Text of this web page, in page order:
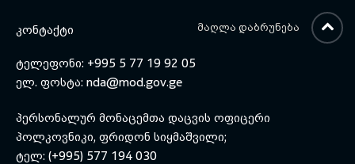
ᲙᲝᲜᲢᲐᲥᲢᲘ
ტელეფონი: +995 5 77 19 92 05
ელ. ფოსტა: nda@mod.gov.ge
პერსონალურ მონაცემთა დაცვის ოფიცერი
პოლკოვნიკი, ფრიდონ სიყმაშვილი;
ტელ: (+995) 577 194 030
ᲛᲐᲦᲚᲐ ᲓᲐᲑᲠᲣᲜᲔᲑᲐ